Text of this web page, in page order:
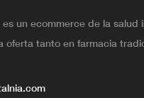
es un ecommerce de la salud
oferta tanto en farmacia